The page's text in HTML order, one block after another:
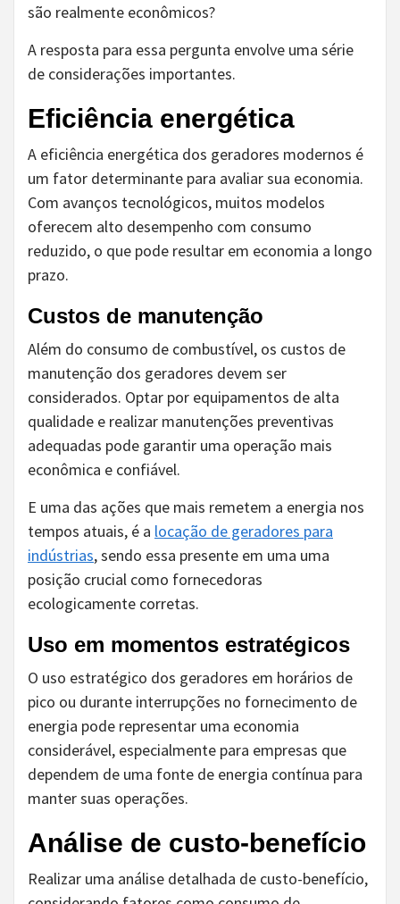
são realmente econômicos?
A resposta para essa pergunta envolve uma série
de considerações importantes.
Eficiência energética
A eficiência energética dos geradores modernos é
um fator determinante para avaliar sua economia.
Com avanços tecnológicos, muitos modelos
oferecem alto desempenho com consumo
reduzido, o que pode resultar em economia a longo
prazo.
Custos de manutenção
Além do consumo de combustível, os custos de
manutenção dos geradores devem ser
considerados. Optar por equipamentos de alta
qualidade e realizar manutenções preventivas
adequadas pode garantir uma operação mais
econômica e confiável.
E uma das ações que mais remetem a energia nos
tempos atuais, é a locação de geradores para
indústrias, sendo essa presente em uma uma
posição crucial como fornecedoras
ecologicamente corretas.
Uso em momentos estratégicos
O uso estratégico dos geradores em horários de
pico ou durante interrupções no fornecimento de
energia pode representar uma economia
considerável, especialmente para empresas que
dependem de uma fonte de energia contínua para
manter suas operações.
Análise de custo-benefício
Realizar uma análise detalhada de custo-benefício,